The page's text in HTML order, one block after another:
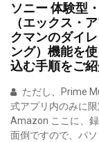
ソニー 体験型
（エックス・
クマンのダイ
ング）機能を
込む手順をご紹
ただし、Prime
式アプリ内のみに
Amazon ここに、
面倒ですので、パ